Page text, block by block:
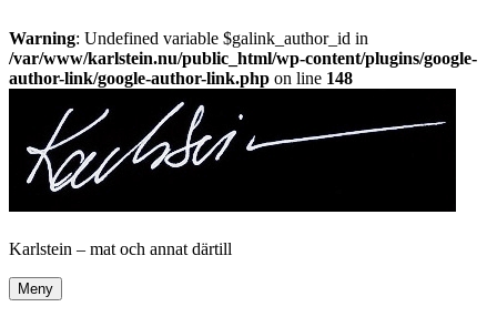
Warning: Undefined variable $galink_author_id in
/var/www/karlstein.nu/public_html/wp-content/plugins/google-
author-link/google-author-link.php on line 148
innehåll
Karlstein – mat och annat därtill
Meny